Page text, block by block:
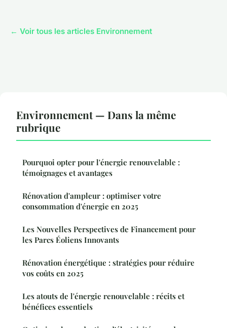
← Voir tous les articles Environnement
Environnement — Dans la même
rubrique
Pourquoi opter pour l'énergie renouvelable :
témoignages et avantages
Rénovation d'ampleur : optimiser votre
consommation d'énergie en 2025
Les Nouvelles Perspectives de Financement pour
les Parcs Éoliens Innovants
Rénovation énergétique : stratégies pour réduire
vos coûts en 2025
Les atouts de l'énergie renouvelable : récits et
bénéfices essentiels